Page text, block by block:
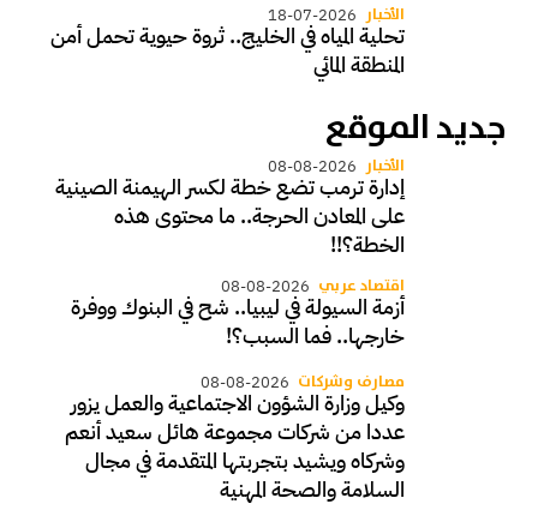
الأخبار 18-07-2026
تحلية المياه في الخليج.. ثروة حيوية تحمل أمن
المنطقة المائي
جديد الموقع
الأخبار 08-08-2026
إدارة ترمب تضع خطة لكسر الهيمنة الصينية
على المعادن الحرجة.. ما محتوى هذه
الخطة؟!!
اقتصاد عربي 08-08-2026
أزمة السيولة في ليبيا.. شح في البنوك ووفرة
خارجها.. فما السبب؟!
مصارف وشركات 08-08-2026
وكيل وزارة الشؤون الاجتماعية والعمل يزور
عددا من شركات مجموعة هائل سعيد أنعم
وشركاه ويشيد بتجربتها المتقدمة في مجال
السلامة والصحة المهنية